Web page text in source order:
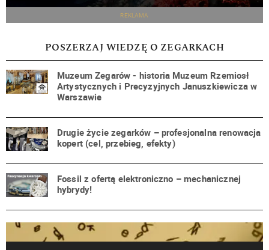
REKLAMA
POSZERZAJ WIEDZĘ O ZEGARKACH
Muzeum Zegarów - historia Muzeum Rzemiosł
Artystycznych i Precyzyjnych Januszkiewicza w
Warszawie
Drugie życie zegarków – profesjonalna renowacja
kopert (cel, przebieg, efekty)
Fossil z ofertą elektroniczno – mechanicznej
hybrydy!